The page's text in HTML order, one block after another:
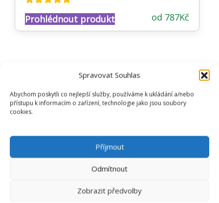
Spravovat Souhlas
Abychom poskytli co nejlepší služby, používáme k ukládání a/nebo
přístupu k informacím o zařízení, technologie jako jsou soubory
cookies.
Příjmout
Odmítnout
Zobrazit předvolby
Hodnocení
4.70z 5 od 787Kč
Prohlédnout produkt
Anna Švecová
Recenzent